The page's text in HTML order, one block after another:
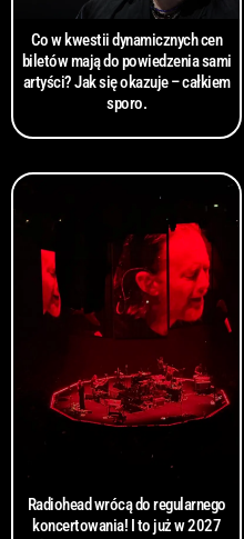
Co w kwestii dynamicznych cen
biletów mają do powiedzenia sami
artyści? Jak się okazuje – całkiem
sporo.
Radiohead wrócą do regularnego
koncertowania! I to już w 2027